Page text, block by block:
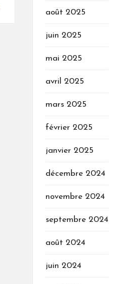
août 2025
juin 2025
mai 2025
avril 2025
mars 2025
février 2025
janvier 2025
décembre 2024
novembre 2024
septembre 2024
août 2024
juin 2024